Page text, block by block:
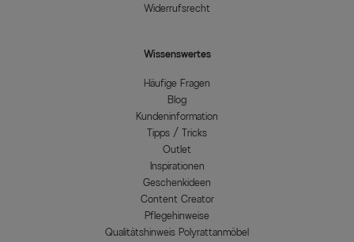
Widerrufsrecht
Wissenswertes
Häufige Fragen
Blog
Kundeninformation
Tipps / Tricks
Outlet
Inspirationen
Geschenkideen
Content Creator
Pflegehinweise
Qualitätshinweis Polyrattanmöbel